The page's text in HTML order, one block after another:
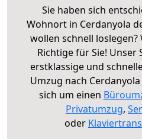
Sie haben sich
Wohnort in Cerdanyola
wollen schnell loslegen?
Richtige für Sie! Unser
erstklassige und
Umzug nach
sich um einen
Privatumzug,
oder